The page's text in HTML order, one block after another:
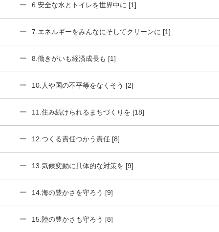
6.安全な水とトイレを世界中に [1]
7.エネルギーをみんなにそしてクリーンに [1]
8.働きがいも経済成長も [1]
10.人や国の不平等をなくそう [2]
11.住み続けられるまちづくりを [18]
12.つくる責任つかう責任 [8]
13.気候変動に具体的な対策を [9]
14.海の豊かさを守ろう [9]
15.陸の豊かさも守ろう [8]